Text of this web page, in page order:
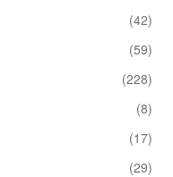
(42)
(59)
(228)
(8)
(17)
(29)